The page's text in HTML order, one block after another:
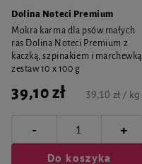
Dolina Noteci Premium
Mokra karma dla psów małych
ras Dolina Noteci Premium z
kaczką, szpinakiem i marchewką
zestaw 10 x 100 g
39,10 zł 39,10 zł / kg
- +
Do koszyka